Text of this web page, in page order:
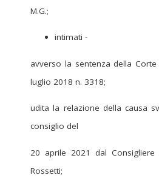
M.G.;
intimati -
avverso la sentenza della
luglio 2018 n. 3318;
udita la relazione della causa
consiglio del
20 aprile 2021 dal Consigliere
Rossetti;